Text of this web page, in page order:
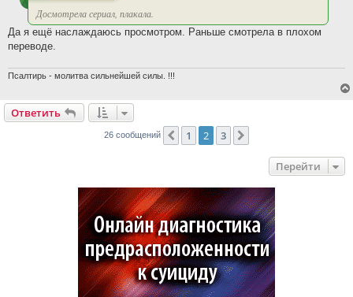
Досмотрела сериал, плакала.
Да я ещё наслаждаюсь просмотром. Раньше смотрела в плохом
переводе.
Псалтирь - молитва сильнейшей силы. !!!
Ответить
26 сообщений Пред.
1 2 3
Перейти